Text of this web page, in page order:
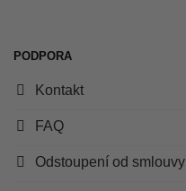
PODPORA
Kontakt
FAQ
Odstoupení od smlouvy